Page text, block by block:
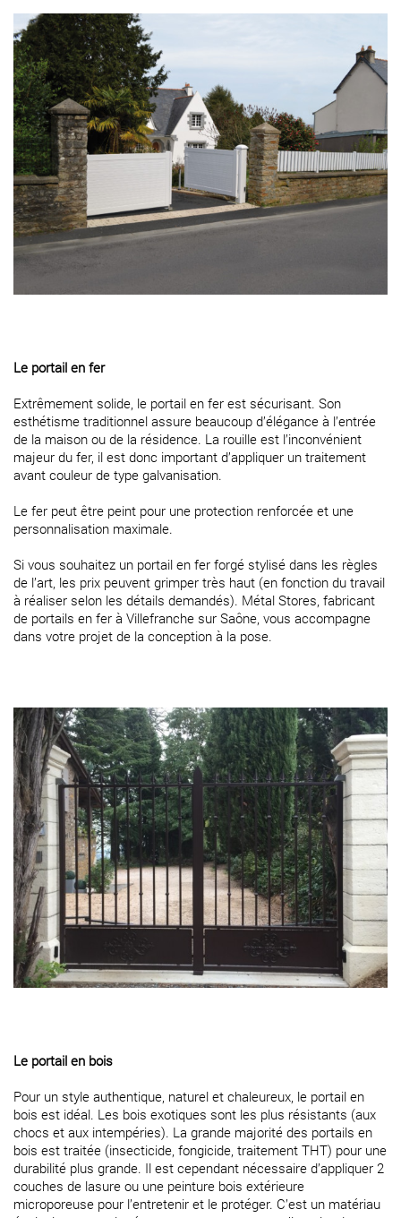
Le portail en fer
Extrêmement solide, le portail en fer est sécurisant. Son
esthétisme traditionnel assure beaucoup d’élégance à l’entrée
de la maison ou de la résidence. La rouille est l’inconvénient
majeur du fer, il est donc important d’appliquer un traitement
avant couleur de type galvanisation.
Le fer peut être peint pour une protection renforcée et une
personnalisation maximale.
Si vous souhaitez un portail en fer forgé stylisé dans les règles
de l’art, les prix peuvent grimper très haut (en fonction du travail
à réaliser selon les détails demandés). Métal Stores, fabricant
de portails en fer à Villefranche sur Saône, vous accompagne
dans votre projet de la conception à la pose.
Le portail en bois
Pour un style authentique, naturel et chaleureux, le portail en
bois est idéal. Les bois exotiques sont les plus résistants (aux
chocs et aux intempéries). La grande majorité des portails en
bois est traitée (insecticide, fongicide, traitement THT) pour une
durabilité plus grande. Il est cependant nécessaire d’appliquer 2
couches de lasure ou une peinture bois extérieure
microporeuse pour l’entretenir et le protéger. C’est un matériau